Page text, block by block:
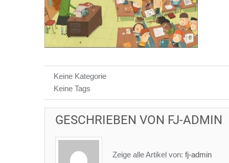
Keine Kategorie
Keine Tags
GESCHRIEBEN VON FJ-ADMIN
Zeige alle Artikel von: fj-admin